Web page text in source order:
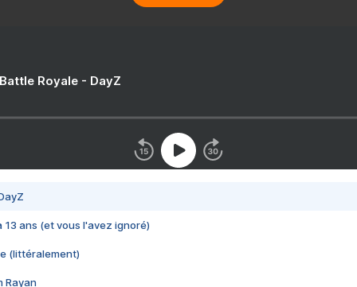
Royale - DayZ
13 ans (et vous l'avez ignoré)
(littéralement)
Rayan